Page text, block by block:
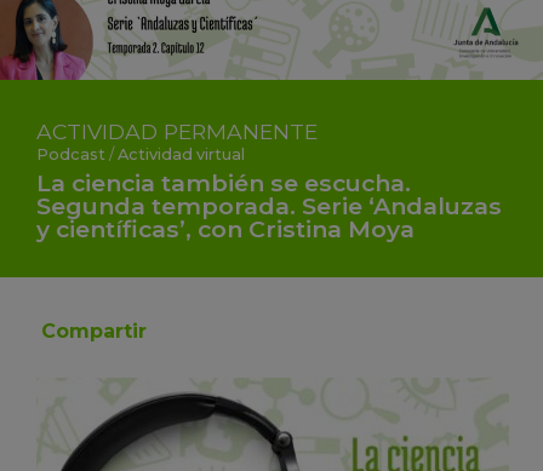
ACTIVIDAD PERMANENTE
Podcast / Actividad virtual
La ciencia también se escucha.
Segunda temporada. Serie ‘Andaluzas
y científicas’, con Cristina Moya
Compartir